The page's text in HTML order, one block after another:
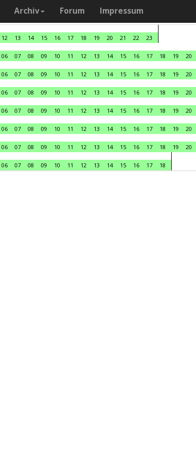
Archiv Forum Impressum
12 13 14 15 16 17 18 19 20 21 22
23
06 07 08 09 10 11 12 13 14 15 16 17 18 19 20
06 07 08 09 10 11 12 13 14 15 16 17 18 19 20
06 07 08 09 10 11 12 13 14 15 16 17 18 19 20
06 07 08 09 10 11 12 13 14 15 16 17 18 19 20
06 07 08 09 10 11 12 13 14 15 16 17 18 19 20
06 07 08 09 10 11 12 13 14 15 16 17 18 19 20
06 07 08 09 10 11 12 13 14 15 16 17 18